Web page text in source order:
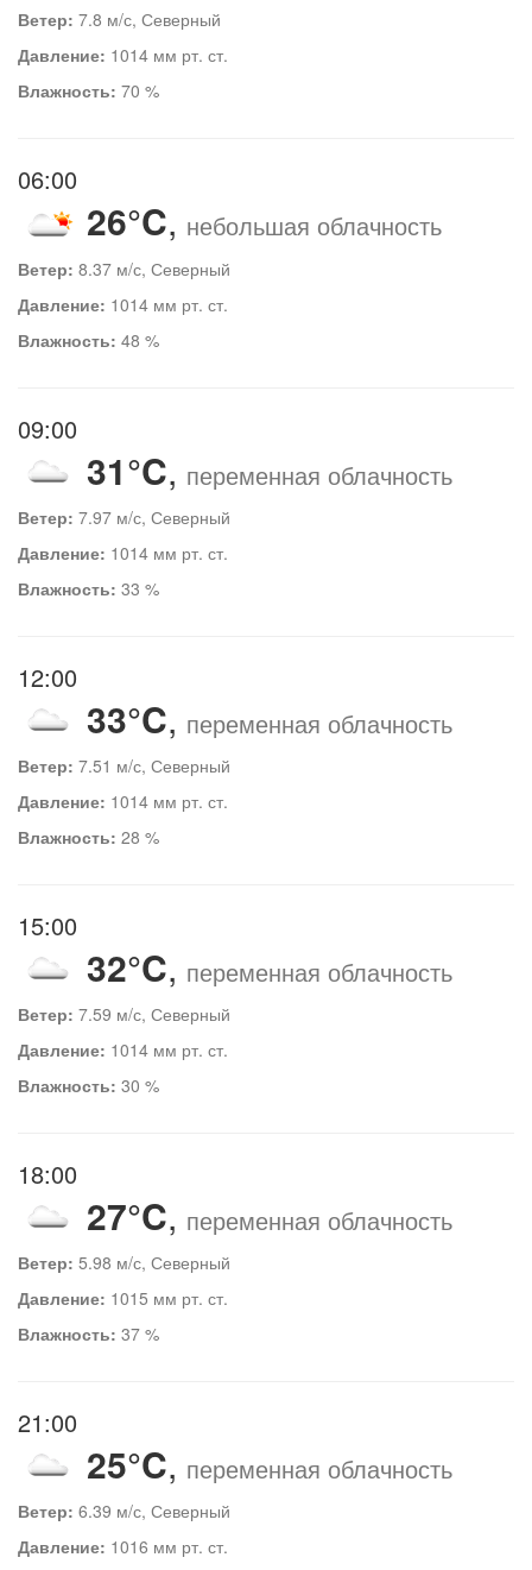
Ветер: 7.8 м/с, Северный
Давление: 1014 мм рт. ст.
Влажность: 70 %
06:00
26°C, небольшая облачность
Ветер: 8.37 м/с, Северный
Давление: 1014 мм рт. ст.
Влажность: 48 %
09:00
31°C, переменная облачность
Ветер: 7.97 м/с, Северный
Давление: 1014 мм рт. ст.
Влажность: 33 %
12:00
33°C, переменная облачность
Ветер: 7.51 м/с, Северный
Давление: 1014 мм рт. ст.
Влажность: 28 %
15:00
32°C, переменная облачность
Ветер: 7.59 м/с, Северный
Давление: 1014 мм рт. ст.
Влажность: 30 %
18:00
27°C, переменная облачность
Ветер: 5.98 м/с, Северный
Давление: 1015 мм рт. ст.
Влажность: 37 %
21:00
25°C, переменная облачность
Ветер: 6.39 м/с, Северный
Давление: 1016 мм рт. ст.